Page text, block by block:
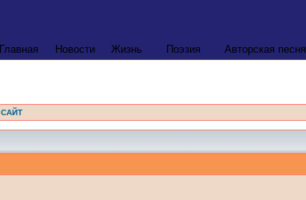
Главная Новости Жизнь Поэзия Авторская песня
САЙТ